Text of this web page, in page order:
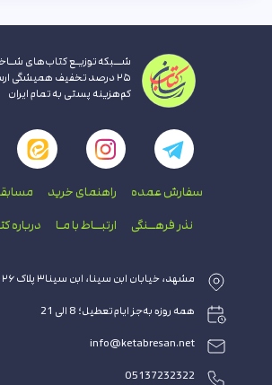
۲۵ درصد تخفیف همیشگی
کم‌هزینه پستی به تمام ایران
سفارش عمده راهنمای‌ خرید
نذر فرهــنگی ارتبــاط با‌ مـا درباره
مشهد، خیابان ابن سینا، ابن سینا۳ پلاک ۲۶
همه روزه به‌جز ایام تعطیل؛ 8 الی 21
info@ketabresan.net
05137232322